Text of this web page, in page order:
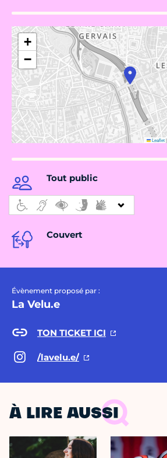
+
−
Leaflet|
Tout public
Couvert
Évènement proposé par :
La Velu.e
TON TICKET ICI
/lavelu.e/
À LIRE AUSSI